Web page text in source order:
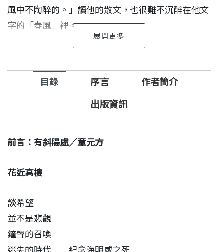
風中不陶醉的。」讀他的散文，也很難不沉醉在他文
字的「春風」裡。
天》、《旅美小簡》、《在春風裡》、《劍河倒
影》、《一星如月》、《時空之海》、《散步》中，
編選最精采的四十五篇文章，分為四個部分：〈花近
有觀照人世的體悟的，有偶寄閒情的隨筆的。童元方
的語言華麗多姿，而情感澎湃，沛然莫之能禦。問題
思考的層次分明，表達的手法漂亮，展露出陳氏在文
學創作上的才華，機鋒處處。到後期的作品，一如滿
派，令人想起『餘霞散成綺，澄江靜如練』。」
目錄 序言 作者簡介
出版資訊
前言：有斜陽處／童元方
花近高樓
談希望
並不是悲觀
鐘聲的召喚
迷失的時代──紀念海明威之死